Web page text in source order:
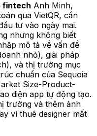
fintech Anh Minh,
qua VietQR, cần
tư vào ngày mai.
nhưng không biết
mô tả về vấn đề
nhỏ), giải pháp
và thị trường mục
chuẩn của Sequoia
Size-Product-
diện app tự động tạo.
trường và thêm ảnh
vì thuê designer mất